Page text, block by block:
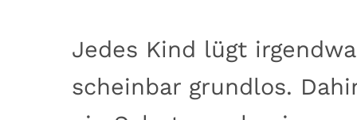
Jedes Kind lügt
scheinbar grundlos.